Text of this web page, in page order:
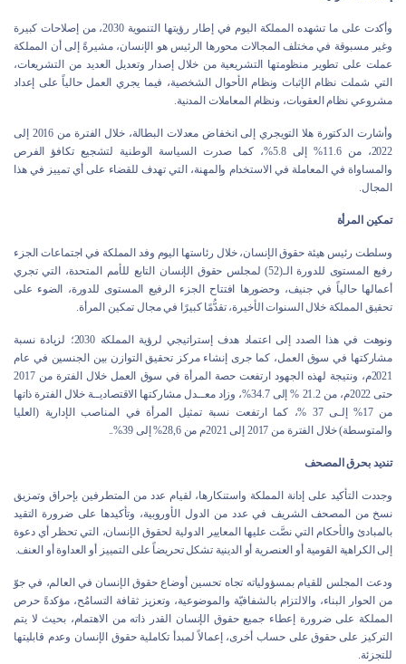
وأكدت على ما تشهده المملكة اليوم في إطار رؤيتها التنموية 2030، من إصلاحات كبيرة
وغير مسبوقة في مختلف المجالات محورها الرئيس هو الإنسان، مشيرةً إلى أن المملكة
عملت على تطوير منظومتها التشريعية من خلال إصدار وتعديل العديد من التشريعات،
التي شملت نظام الإثبات ونظام الأحوال الشخصية، فيما يجري العمل حالياً على إعداد
مشروعي نظام العقوبات، ونظام المعاملات المدنية.
وأشارت الدكتورة هلا التويجري إلى انخفاض معدلات البطالة، خلال الفترة من 2016 إلى
2022، من 11.6% إلى 5.8%، كما صدرت السياسة الوطنية لتشجيع تكافؤ الفرص
والمساواة في المعاملة في الاستخدام والمهنة، التي تهدف للقضاء على أي تمييز في هذا
المجال.
تمكين المرأة
وسلطت رئيس هيئة حقوق الإنسان، خلال رئاستها اليوم وفد المملكة في اجتماعات الجزء
رفيع المستوى للدورة الـ(52) لمجلس حقوق الإنسان التابع للأمم المتحدة، التي تجري
أعمالها حالياً في جنيف، وحضورها افتتاح الجزء الرفيع المستوى للدورة، الضوء على
تحقيق المملكة خلال السنوات الأخيرة، تقدُّمًا كبيرًا في مجال تمكين المرأة.
ونوهت في هذا الصدد إلى اعتماد هدف إستراتيجي لرؤية المملكة 2030؛ لزيادة نسبة
مشاركتها في سوق العمل، كما جرى إنشاء مركز تحقيق التوازن بين الجنسين في عام
2021م، ونتيجة لهذه الجهود ارتفعت حصة المرأة في سوق العمل خلال الفترة من 2017
حتى 2022م، من 21.2 % إلى 34.7%، وزاد معــدل مشاركتها الاقتصاديــة خلال الفترة ذاتها
من 17% إلـى 37 %، كما ارتفعت نسبة تمثيل المرأة في المناصب الإدارية (العليا
والمتوسطة) خلال الفترة من 2017 إلى 2021م من 28,6% إلى 39%..
تنديد بحرق المصحف
وجددت التأكيد على إدانة المملكة واستنكارها، لقيام عدد من المتطرفين بإحراق وتمزيق
نسخ من المصحف الشريف في عدد من الدول الأوروبية، وتأكيدها على ضرورة التقيد
بالمبادئ والأحكام التي نصَّت عليها المعايير الدولية لحقوق الإنسان، التي تحظر أي دعوة
إلى الكراهية القومية أو العنصرية أو الدينية تشكل تحريضاً على التمييز أو العداوة أو العنف.
ودعت المجلس للقيام بمسؤولياته تجاه تحسين أوضاع حقوق الإنسان في العالم، في جوّ
من الحوار البناء، والالتزام بالشفافيّة والموضوعية، وتعزيز ثقافة التسامُح، مؤكدةً حرص
المملكة على ضرورة إعطاء جميع حقوق الإنسان القدر ذاته من الاهتمام، بحيث لا يتم
التركيز على حقوق على حساب أخرى، إعمالاً لمبدأ تكاملية حقوق الإنسان وعدم قابليتها
للتجزئة.